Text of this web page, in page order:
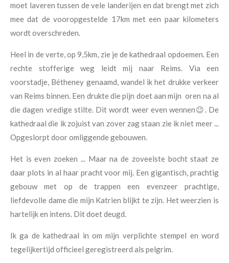
moet laveren tussen de vele landerijen en dat brengt met zich
mee dat de vooropgestelde 17km met een paar kilometers
wordt overschreden.
Heel in de verte, op 9,5km, zie je de kathedraal opdoemen. Een
rechte stofferige weg leidt mij naar Reims. Via een
voorstadje, Bétheney genaamd, wandel ik het drukke verkeer
van Reims binnen. Een drukte die pijn doet aan mijn oren na al
die dagen vredige stilte. Dit wordt weer even wennen😉. De
kathedraal die ik zojuist van zover zag staan zie ik niet meer ...
Opgeslorpt door omliggende gebouwen.
Het is even zoeken ... Maar na de zoveelste bocht staat ze
daar plots in al haar pracht voor mij. Een gigantisch, prachtig
gebouw met op de trappen een evenzeer prachtige,
liefdevolle dame die mijn Katrien blijkt te zijn. Het weerzien is
hartelijk en intens. Dit doet deugd.
Ik ga de kathedraal in om mijn verplichte stempel en word
tegelijkertijd officieel geregistreerd als pelgrim.